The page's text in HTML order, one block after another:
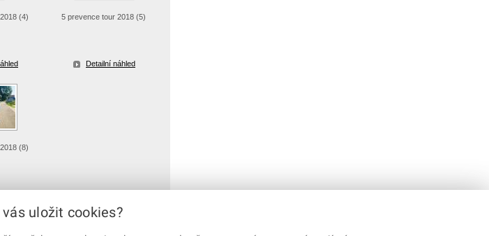
(4) 5 prevence tour 2018 (5)
Detailní náhled
(8)
uložit cookies?